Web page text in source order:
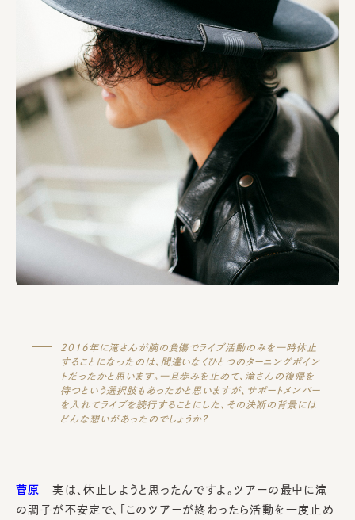
2016年に滝さんが腕の負傷でライブ活動のみを一時休止
することになったのは、間違いなくひとつのターニングポイン
トだったかと思います。一旦歩みを止めて、滝さんの復帰を
待つという選択肢もあったかと思いますが、サポートメンバー
を入れてライブを続行することにした、その決断の背景には
どんな想いがあったのでしょうか？
菅原
実は、休止しようと思ったんですよ。ツアーの最中に滝
の調子が不安定で、「このツアーが終わったら活動を一度止め